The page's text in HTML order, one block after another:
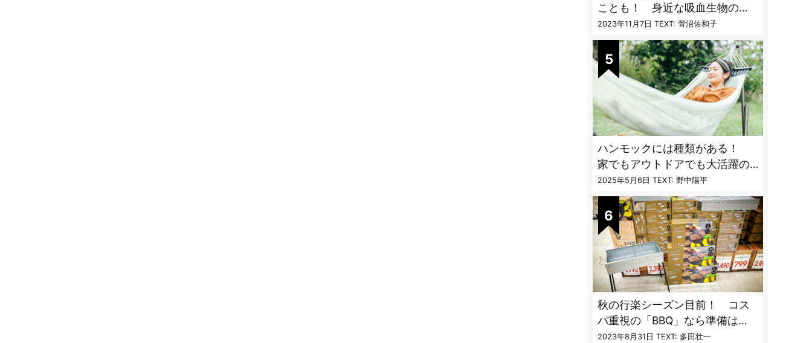
ことも！ 身近な吸血生物の
〝生態と対策〟【vol.04 ア
ブ・ブユ・ヌカカ】
2023年11月7日 TEXT: 菅沼佐和子
ハンモックには種類がある！
家でもアウトドアでも大活躍の
ハンモックの特徴と選び方のコ
ツとは
2025年5月6日 TEXT: 野中陽平
秋の行楽シーズン目前！ コス
パ重視の「BBQ」なら準備は
「トライアル」一択だった
2023年8月31日 TEXT: 多田壮一